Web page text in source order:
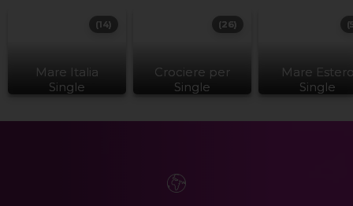
Mare Italia
Single
(14)
Crociere per
Single
(26)
Mare
Single